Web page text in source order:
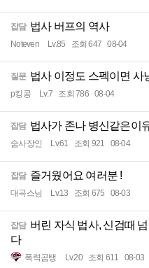
잡담 법사 버프의 역사
Noteven Lv.85 조회 647 08-04
질문 법사 이정도 스펙이면 사
p킹콩 Lv.7 조회 786 08-04
잡담 법사가 존나 병신같은이
숨사장인 Lv.61 조회 921 08-04
잡담 즐거웠어요 여러분 !
대곡스님 Lv.13 조회 675 08-03
잡담 버린 자식 법사, 신검때
다
폭력곰탱 Lv.20 조회 611 08-03